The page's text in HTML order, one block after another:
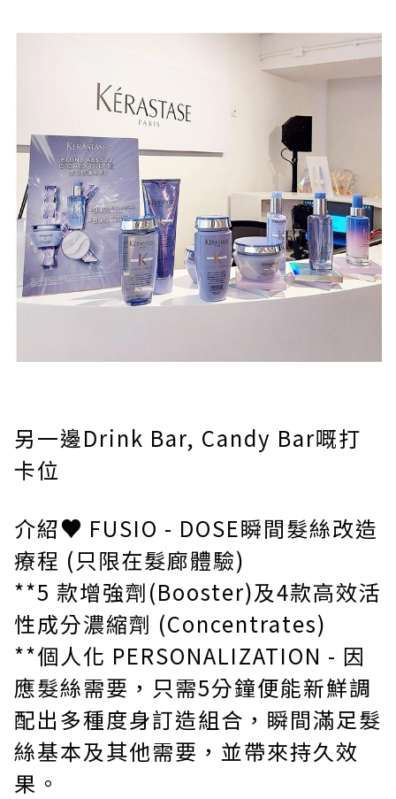
另一邊Drink Bar, Candy Bar嘅打
卡位
介紹♥ FUSIO - DOSE瞬間髮絲改造
療程 (只限在髮廊體驗)
**5 款增強劑(Booster)及4款高效活
性成分濃縮劑 (Concentrates)
**個人化 PERSONALIZATION - 因
應髮絲需要，只需5分鐘便能新鮮調
配出多種度身訂造組合，瞬間滿足髮
絲基本及其他需要，並帶來持久效
果。